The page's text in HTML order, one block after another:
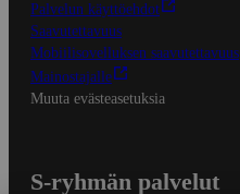
Palvelun käyttöehdot
Saavutettavuus
Mobiilisovelluksen saavutettavuus
Mainostajalle
Muuta evästeasetuksia
S-ryhmän palvelut